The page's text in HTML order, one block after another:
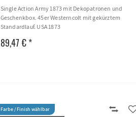
Single Action Army 1873 mit Dekopatronen und
Geschenkbox. 45er Westerncolt mit gekürztem
Standardlauf. USA 1873
89,47 € *
Farbe / Finish wählbar